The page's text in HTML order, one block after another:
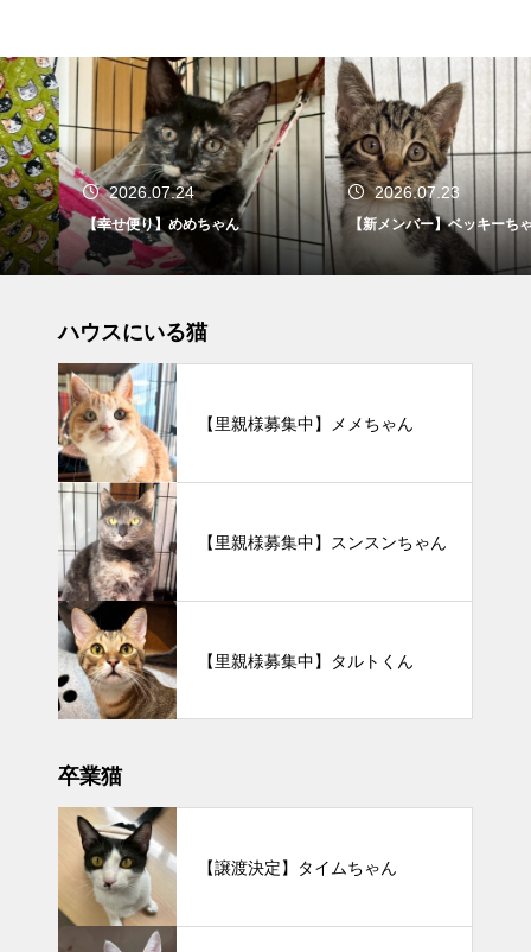
2026.07.24
【幸せ便り】めめちゃん
2026.07.23
【新メンバー】ベッキーちゃん
ハウスにいる猫
【里親様募集中】メメちゃん
【里親様募集中】スンスンちゃん
【里親様募集中】タルトくん
卒業猫
【譲渡決定】タイムちゃん